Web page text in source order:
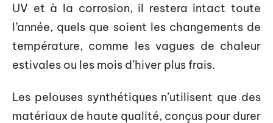
UV et à la corrosion, il restera intact toute
l’année, quels que soient les changements de
température, comme les vagues de chaleur
estivales ou les mois d’hiver plus frais.
Les pelouses synthétiques n’utilisent que des
matériaux de haute qualité, conçus pour durer